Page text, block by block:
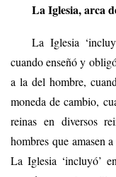
La Iglesia, arca
La Iglesia
cuando enseñó y
a la del hombre,
moneda de cambio,
reinas en diversos
hombres que amasen
La Iglesia ‘incluyó’